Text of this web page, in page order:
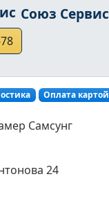
Союз Сервис
Оплата картой
Самсунг
24